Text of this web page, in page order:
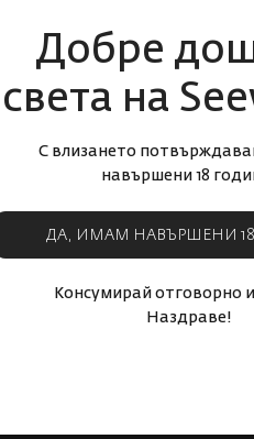
началото на XX в. Водещата
на здрав, енергиен терен.
Интензивното земеделие,
и тя става стерилна. От една
техниката на динамизацията
чиста, енергийна, жива
Биодинамичният метод се
и от големи изби. В много
Добре
света на
С влизането
навършени 18
ДА, ИМАМ НАВЪРШЕНИ
Консумирай отговорно
Наздраве!